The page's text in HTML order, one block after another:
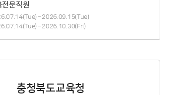
전문직원
– 2026.09.15(Tue)
– 2026.10.30(Fri)
충청북도교육청